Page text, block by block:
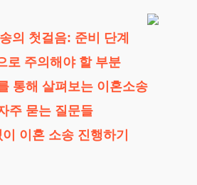
의 첫걸음: 준비 단계
로 주의해야 할 부분
통해 살펴보는 이혼소송
주 묻는 질문들
이혼 소송 진행하기